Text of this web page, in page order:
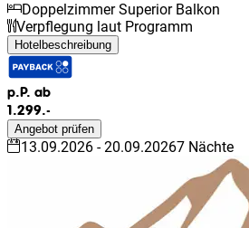
Doppelzimmer Superior Balkon
Verpflegung laut Programm
Hotelbeschreibung
p.P. ab
1.299.-
Angebot prüfen
13.09.2026 -20.09.20267 Nächte